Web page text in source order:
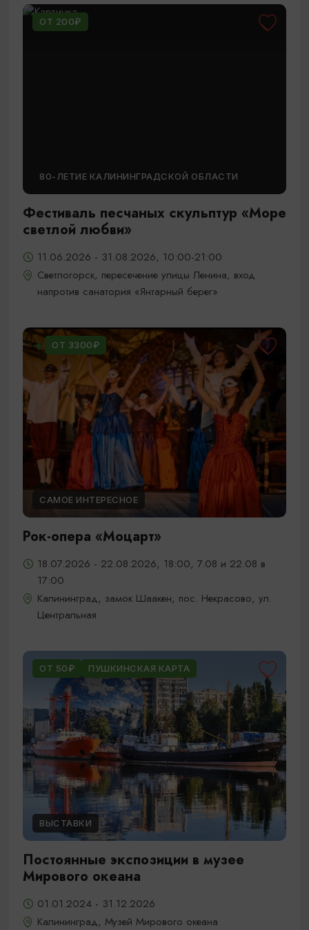
ОТ 200₽
80-ЛЕТИЕ КАЛИНИНГРАДСКОЙ ОБЛАСТИ
Фестиваль песчаных скульптур «Море
светлой любви»
11.06.2026 - 31.08.2026, 10:00-21:00
Светлогорск, пересечение улицы Ленина, вход
напротив санатория «Янтарный берег»
ОТ 3300₽
САМОЕ ИНТЕРЕСНОЕ
Рок-опера «Моцарт»
18.07.2026 - 22.08.2026, 18:00, 7.08 и 22.08 в
17:00
Калининград, замок Шаакен, пос. Некрасово, ул.
Центральная
ОТ 50₽ ПУШКИНСКАЯ КАРТА
ВЫСТАВКИ
Постоянные экспозиции в музее
Мирового океана
01.01.2024 - 31.12.2026
Калининград, Музей Мирового океана